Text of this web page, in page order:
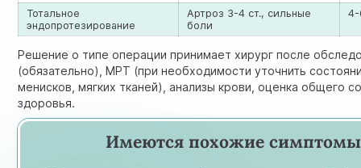
Тотальное
эндопротезирование
Артроз 3-4 ст., сильные
боли
4-
Решение о типе операции принимает хирург после
(обязательно), МРТ (при необходимости уточнить
менисков, мягких тканей), анализы крови, оценка общего
здоровья.
Имеются похожие